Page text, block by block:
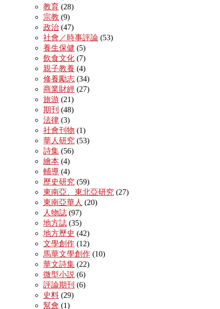
教育 (28)
宗教 (9)
政治 (47)
社會／時事評論 (53)
養生保健 (5)
飲食文化 (7)
親子教養 (4)
修養勵志 (34)
商業財經 (27)
旅游 (21)
期刊 (48)
法律 (3)
社會刊物 (1)
華人研究 (53)
詩集 (56)
繪本 (4)
輔導 (4)
歷史研究 (59)
東南亞、東北亞研究 (27)
東南亞華人 (20)
人物誌 (97)
地方誌 (35)
地方歷史 (42)
文學創作 (12)
馬華文學創作 (10)
華文詩集 (22)
微型小説 (6)
評論期刊 (6)
史料 (29)
幫會 (1)